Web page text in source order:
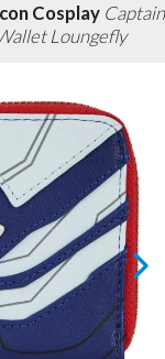
Cosplay Captain
Loungefly
next